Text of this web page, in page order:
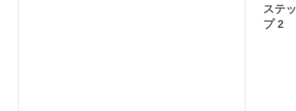
ステッ
プ 2